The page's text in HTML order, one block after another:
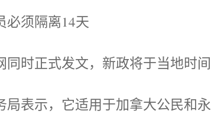
必须隔离14天
同时正式发文，新政将于当地时间
局表示，它适用于加拿大公民和